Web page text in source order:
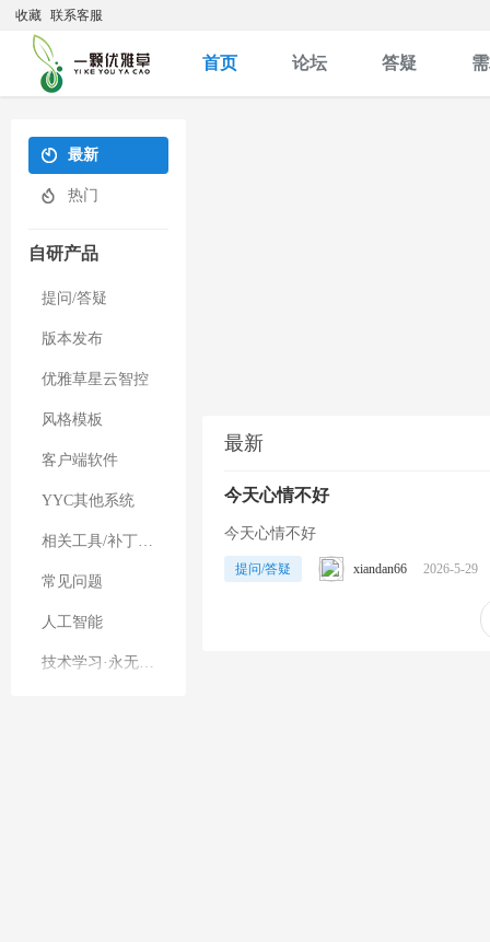
收藏 联系客服
首页 论坛 答疑
最新
热门
自研产品
提问/答疑
版本发布
优雅草星云智控
风格模板
客户端软件
YYC其他系统
相关工具/补丁其他
常见问题
人工智能
技术学习·永无止境
最新
今天心情不好
今天心情不好
提问/答疑 xiandan66 2026-5-29